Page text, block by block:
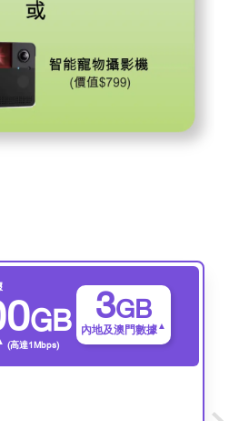
GB
(高達1Mbps)
3GB
內地及澳門數據 ▲